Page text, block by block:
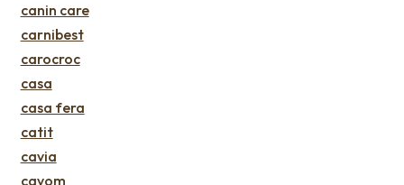
canin care
carnibest
carocroc
casa
casa fera
catit
cavia
cavom